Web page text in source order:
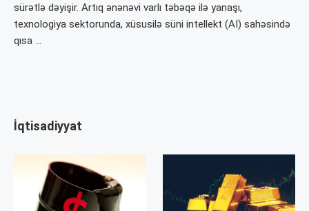
sürətlə dəyişir. Artıq ənənəvi varlı təbəqə ilə yanaşı,
texnologiya sektorunda, xüsusilə süni intellekt (AI) sahəsində
qısa …
İqtisadiyyat